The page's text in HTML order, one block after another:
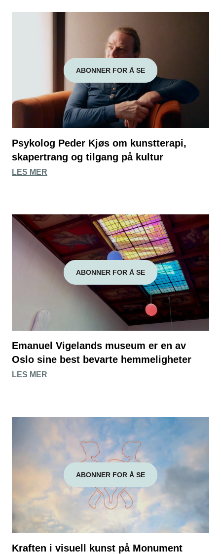
ABONNER FOR Å SE
Psykolog Peder Kjøs om kunstterapi,
skapertrang og tilgang på kultur
LES MER
ABONNER FOR Å SE
Emanuel Vigelands museum er en av
Oslo sine best bevarte hemmeligheter
LES MER
ABONNER FOR Å SE
Kraften i visuell kunst på Monument